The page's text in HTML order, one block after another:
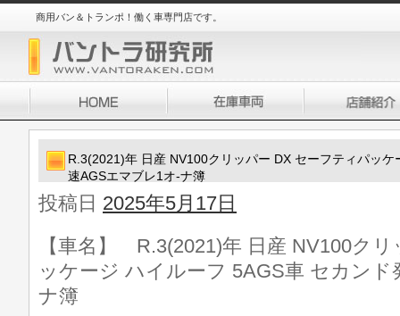
商用バン＆トランポ！働く車専門店です。
R.3(2021)年 日産 NV100クリッパー DX セーフティパッ
速AGSエマブレ1オ-ナ簿
投稿日 2025年5月17日
【車名】 R.3(2021)年 日産 NV100ク
ッケージ ハイルーフ 5AGS車 セカン
ナ簿